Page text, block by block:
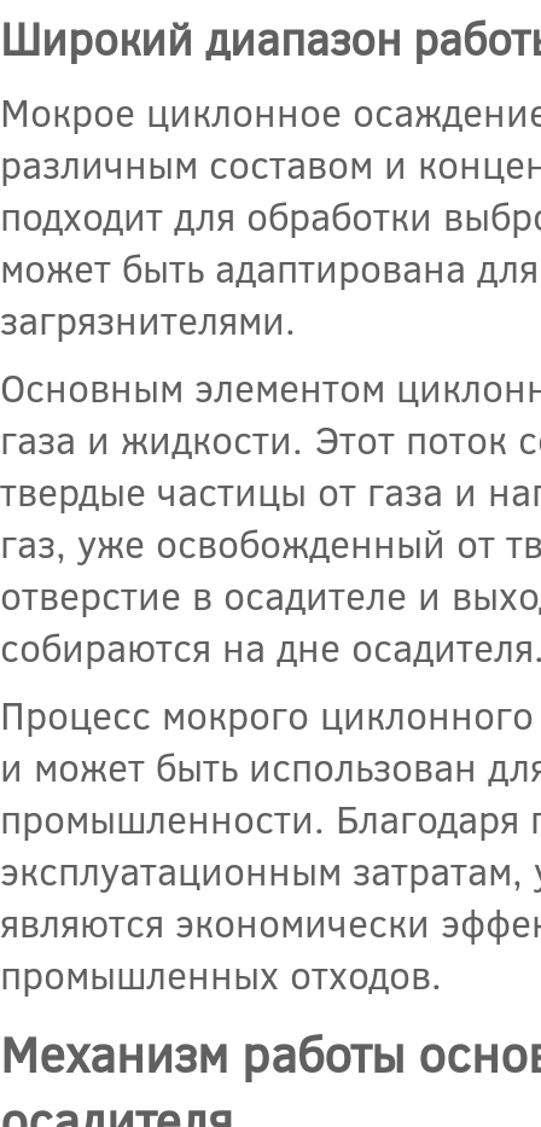
Широкий диапазон
Мокрое циклонное
различным составом и
подходит для обработки
может быть адаптирована
загрязнителями.
Основным элементом
газа и жидкости. Этот поток
твердые частицы от газа и
газ, уже освобожденный от
отверстие в осадителе и
собираются на дне
Процесс мокрого
и может быть использован
промышленности. Благодаря
эксплуатационным
являются экономически
промышленных отходов.
Механизм работы